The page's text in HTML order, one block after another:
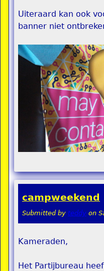
Uiteraard kan ook
banner niet
campweekend
Submitted by teddy on
Kameraden,
Het Partijbureau